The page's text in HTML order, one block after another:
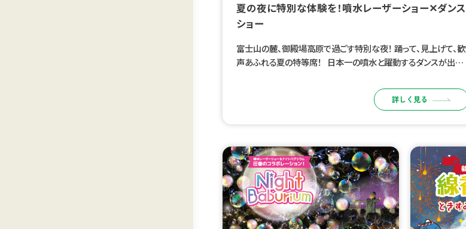
夏の夜に特別な体験を！噴水レーザーショー✕ダンス
ショー
富士山の麓、御殿場高原で過ごす特別な夜！ 踊って、見上げて、歓
声あふれる夏の特等席！ 日本一の噴水と躍動するダンスが出会
詳しく見る